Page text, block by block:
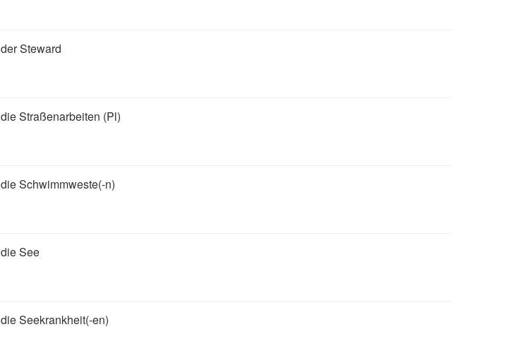
der Steward
die Straßenarbeiten (Pl)
die Schwimmweste(-n)
die See
die Seekrankheit(-en)